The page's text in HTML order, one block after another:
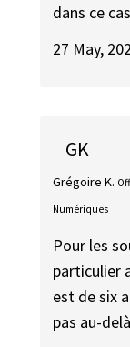
dans ce
27 May,
GK
Grégoire K.
Numériques
Pour les
particulier
est de six
pas au-